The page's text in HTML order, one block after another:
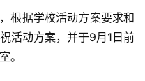
根据学校活动方案要求和
活动方案，并于9月1日前
。